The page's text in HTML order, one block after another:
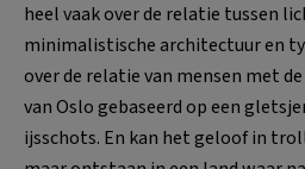
heel vaak over de relatie tussen
minimalistische architectuur en
over de relatie van mensen met
van Oslo gebaseerd op een
ijsschots. En kan het geloof in